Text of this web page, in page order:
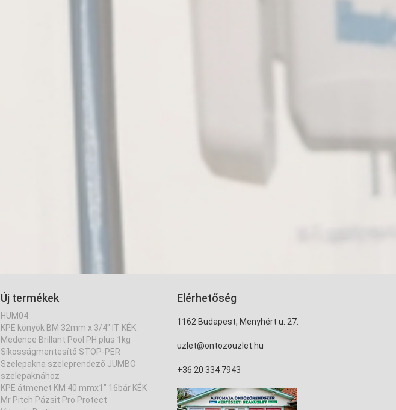
Új termékek
HUM04
KPE könyök BM 32mm x 3/4" IT KÉK
Medence Brillant Pool PH plus 1kg
Síkosságmentesítő STOP-PER
Szelepakna szeleprendező JUMBO
szelepaknához
KPE átmenet KM 40 mmx1" 16bár KÉK
Mr Pitch Pázsit Pro Protect
Elérhetőség
1162 Budapest, Menyhért u. 27.
uzlet@ontozouzlet.hu
+36 20 334 7943